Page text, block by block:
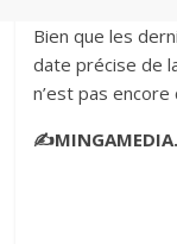
Bien que les
date précise de
n’est pas encore